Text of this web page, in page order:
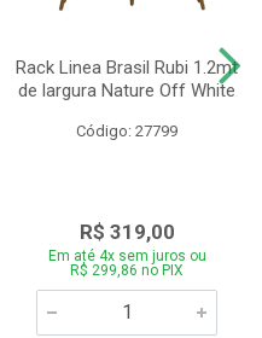
Rack Linea Brasil Rubi 1.2mt
de largura Nature Off White
Código: 27799
R$ 319,00
Em até 4x sem juros ou
R$ 299,86 no PIX